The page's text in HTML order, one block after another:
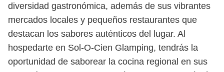
diversidad gastronómica, además de sus vibrantes
mercados locales y pequeños restaurantes que
destacan los sabores auténticos del lugar. Al
hospedarte en Sol-O-Cien Glamping, tendrás la
oportunidad de saborear la cocina regional en sus